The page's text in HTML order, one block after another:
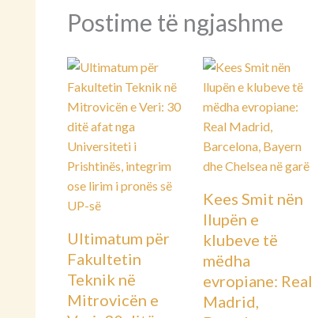
Postime të ngjashme
Ultimatum për
Fakultetin
Teknik në
Mitrovicën e
Kees Smit nën
llupën e
klubeve të
mëdha
evropiane: Real
Madrid,